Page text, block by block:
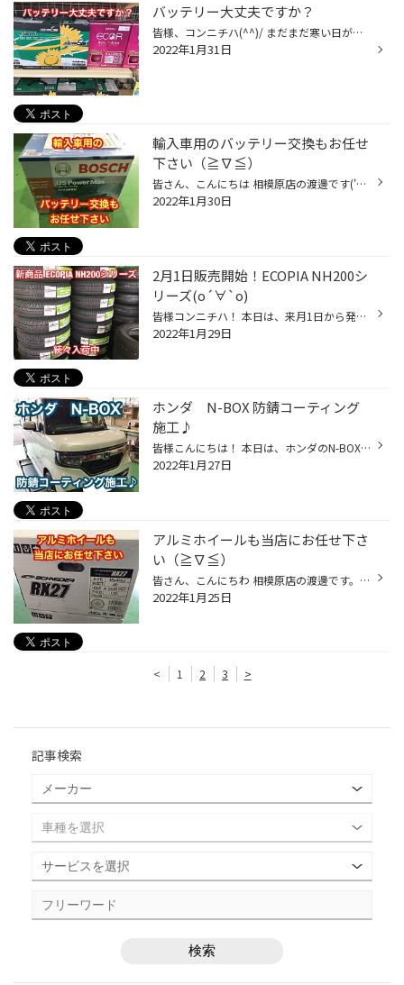
バッテリー大丈夫ですか？
皆様、コンニチハ(^^)/ まだまだ寒い日が続きますね(>_<) そんな中、バッテリーは大丈夫ですか？ 寒い時期はバッテリー上がりがおこりやすいです。 寒い中で、バッテリー上がり・・・ 嫌ですよね～。 タイヤ館相模原店では、各種バッテリーを取り扱っておりますので、 まずは点検だけでも、無料で実...
2022年1月31日
輸入車用のバッテリー交換もお任せ
下さい（≧∇≦）
皆さん、こんにちは 相模原店の渡邊です('◇')ゞ 私も相模原店に異動して早1年が経ちました！！ 1年が早すぎます…（汗）子供が大きくなるの早すぎます（涙） 話がそれましたが、本日は輸入車のバッテリー交換のご紹介です♪ バッテリーのメーカーさんはやはりBOSCHさんで決まりですね♪ バッテリーの種...
2022年1月30日
2月1日販売開始！ECOPIA NH200シ
リーズ(о´∀`о)
皆様コンニチハ！ 本日は、来月1日から発売開始になります、 ECOPIA NH200シリーズが続々入荷中です♪ その為、旧品となります、ECOPIA NH100シリーズは、 在庫品に限り、お得にご提供しております。 4月1日からの値上げ前が絶対お得です。 更に、3月に入ると、冬タイヤから夏タイヤへの履き替えがピ...
2022年1月29日
ホンダ N-BOX 防錆コーティング
施工♪
皆様こんにちは！ 本日は、ホンダのN-BOXに防錆コーティングを 施工致しましたのでご紹介させていただきます。 今回作業した箇所は『ハブ部』と『足回り』です！ 冬レジャーなどで雪道を走行するお車にはオススメです(^^♪ では、作業していきます。 タイヤを外して『ハブ部』からやっていきます。 ...
2022年1月27日
アルミホイールも当店にお任せ下さ
い（≧∇≦）
皆さん、こんにちわ 相模原店の渡邊です。 本日もスタッドレスタイヤをホイール付きでご購入頂き スタッドレスタイヤを純正ホイールに装着し、夏タイヤを オシャレなホイールに交換する事例をご紹介します♪ ホイールはマルカサービスさんの シュナイダー RX27 COLOR：ブラックメタリックポリッシュ/...
2022年1月25日
< 1 2 3 >
記事検索